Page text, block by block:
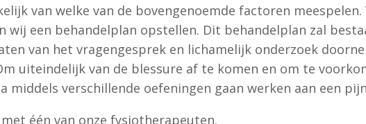
van welke van de bovengenoemde factoren
wij een behandelplan opstellen. Dit behandelplan zal
van het vragengesprek en lichamelijk onderzoek
uiteindelijk van de blessure af te komen en om te
middels verschillende oefeningen gaan werken aan een
één van onze fysiotherapeuten.